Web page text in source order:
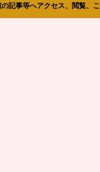
記事等へアクセス、閲覧、